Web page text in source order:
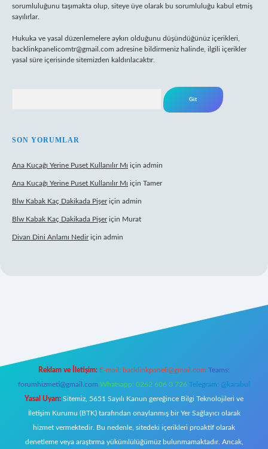
sorumluluğunu taşımakta olup, siteye üye olarak bu sorumluluğu kabul etmiş
sayılırlar.
Hukuka ve yasal düzenlemelere aykırı olduğunu düşündüğünüz içerikleri,
backlinkpanelicomtr@gmail.com adresine bildirmeniz halinde, ilgili içerikler
yasal süre içerisinde sitemizden kaldırılacaktır.
SON YORUMLAR
Ana Kucağı Yerine Puset Kullanılır Mı için admin
Ana Kucağı Yerine Puset Kullanılır Mı için Tamer
Blw Kabak Kaç Dakikada Pişeriçin admin
Blw Kabak Kaç Dakikada Pişeriçin Murat
Divan Dini Anlamı Nediriçin admin
Reklam ve İletişim: E-mail: backlinkpaneli@gmail.com Teams:
forumhizmeti@gmail.com Whatsapp: 0262 606 0 726 Telegram: @karabul
Yasal Uyarı: Sitemiz, 5651 Sayılı Kanun gereğince Bilgi Teknolojileri ve
İletişim Kurumu (BTK) tarafından onaylanmış bir Yer Sağlayıcı olarak
hizmet vermektedir. Bu nedenle, sitedeki içerikleri proaktif olarak
denetleme veya araştırma yükümlülüğümüz bulunmamaktadır. Ancak,